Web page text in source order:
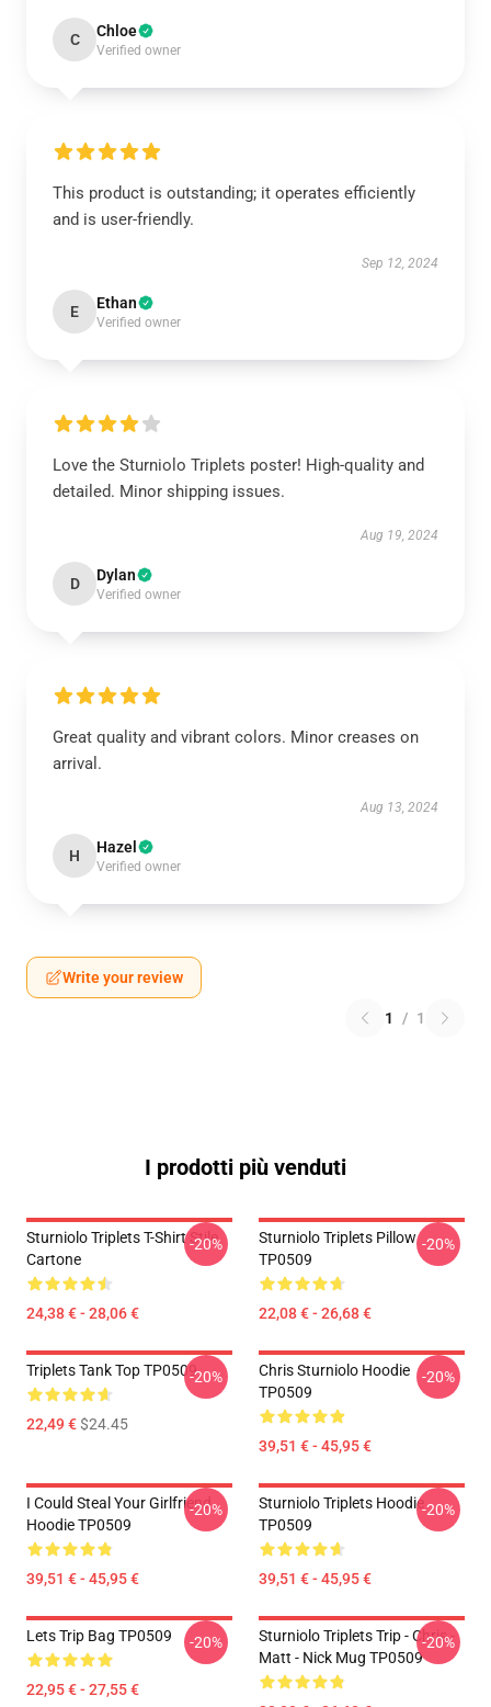
C Chloe
Verified owner
This product is outstanding; it operates efficiently
and is user-friendly.
Sep 12, 2024
E Ethan
Verified owner
Love the Sturniolo Triplets poster! High-quality and
detailed. Minor shipping issues.
Aug 19, 2024
D Dylan
Verified owner
Great quality and vibrant colors. Minor creases on
arrival.
Aug 13, 2024
H Hazel
Verified owner
Write your review
1 / 1
I prodotti più venduti
Sturniolo Triplets T-Shirt Stile
Cartone
24,38 € - 28,06 €
-20%
Sturniolo Triplets Pillow
TP0509
22,08 € - 26,68 €
-20%
Triplets Tank Top TP0509
22,49 €$24.45
-20%
Chris Sturniolo Hoodie
TP0509
39,51 € - 45,95 €
-20%
I Could Steal Your Girlfriend
Hoodie TP0509
39,51 € - 45,95 €
-20%
Sturniolo Triplets Hoodie
TP0509
39,51 € - 45,95 €
-20%
Lets Trip Bag TP0509
22,95 € - 27,55 €
-20%
Sturniolo Triplets Trip - Chris -
Matt - Nick Mug TP0509
-20%